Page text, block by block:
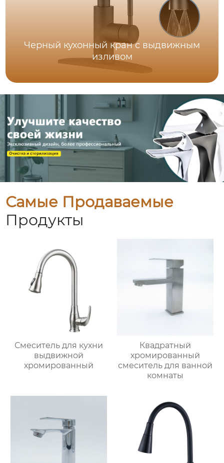
Черный кухонный кран с выдвижным
изливом
Самые Продаваемые
Продукты
Смеситель для кухни
выдвижной
хромированный
Квадратный
хромированный
смеситель для ванной
комнаты